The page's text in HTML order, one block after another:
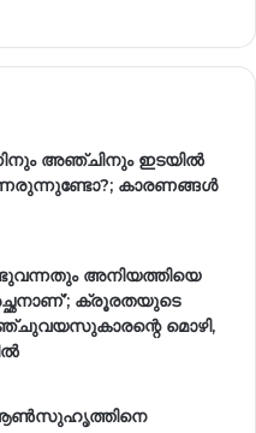
അഞ്ചിനും ഇടയിൽ
കാരണങ്ങള്‍
അനിയത്തിയെ
ക്രൂരതയുടെ
മൊഴി,
ആൺസുഹൃത്തിനെ